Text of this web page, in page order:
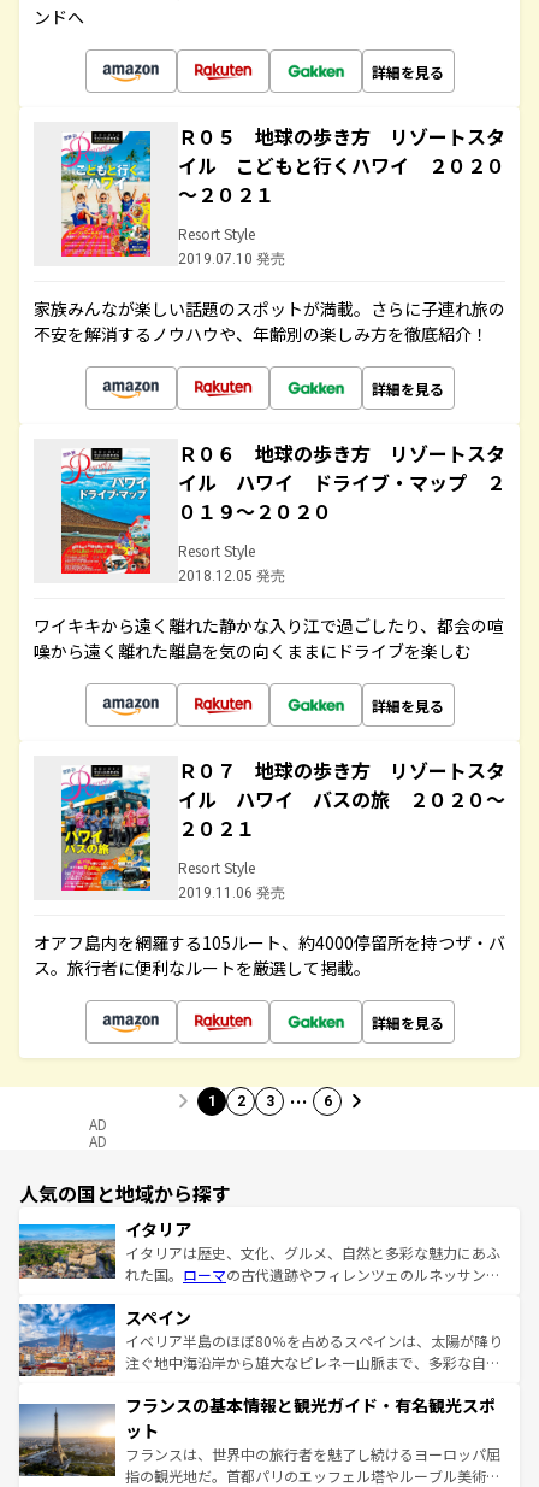
ンドへ
詳細を見る
Ｒ０５ 地球の歩き方 リゾートスタ
イル こどもと行くハワイ ２０２０
～２０２１
Resort Style
2019.07.10 発売
家族みんなが楽しい話題のスポットが満載。さらに子連れ旅の
不安を解消するノウハウや、年齢別の楽しみ方を徹底紹介！
詳細を見る
Ｒ０６ 地球の歩き方 リゾートスタ
イル ハワイ ドライブ・マップ ２
０１９～２０２０
Resort Style
2018.12.05 発売
ワイキキから遠く離れた静かな入り江で過ごしたり、都会の喧
噪から遠く離れた離島を気の向くままにドライブを楽しむ
詳細を見る
Ｒ０７ 地球の歩き方 リゾートスタ
イル ハワイ バスの旅 ２０２０～
２０２１
Resort Style
2019.11.06 発売
オアフ島内を網羅する105ルート、約4000停留所を持つザ・バ
ス。旅行者に便利なルートを厳選して掲載。
詳細を見る
1 2 3 … 6
AD
AD
人気の国と地域から探す
イタリア
イタリアは歴史、文化、グルメ、自然と多彩な魅力にあふ
れた国。 ローマの古代遺跡やフィレンツェのルネッサンス
ろん、トスカーナの美しい田園風景やアマルフィ海岸の絶
景など、自然景観も見逃せない。観光の合間には、本場の
ピザやパスタなど、絶品のイタリア料理を堪能することも
ませてくれるイタリアで、忘れられない旅をしてみよう！
なお、新着のイタリア情報は
しい。
スペイン
イベリア半島のほぼ80％を占めるスペインは、太陽が降り
注ぐ地中海沿岸から雄大なピレネー山脈まで、多彩な自然
文化が根付くこの国では、情熱的なフラメンコ、熱気あふ
れる闘牛、そして美味しいタパスが生活の一部となってい
る。首都マドリードの洗練された雰囲気や、バルセロナの
アートに溢れた街角から、地方では古代ローマ遺跡や中世
フランスの基本情報と観光ガイド・有名観光スポ
ット
フランスは、世界中の旅行者を魅了し続けるヨーロッパ屈
指の観光地だ。首都パリのエッフェル塔やルーブル美術館